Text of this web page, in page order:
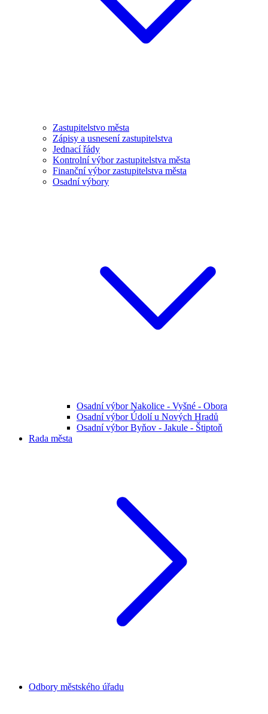
Zastupitelstvo města
Zápisy a usnesení zastupitelstva
Jednací řády
Kontrolní výbor zastupitelstva města
Finanční výbor zastupitelstva města
Osadní výbory
Osadní výbor Nakolice - Vyšné - Obora
Osadní výbor Údolí u Nových Hradů
Osadní výbor Byňov - Jakule - Štiptoň
Rada města
Odbory městského úřadu